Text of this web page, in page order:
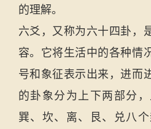
的理解。
六爻，又称为六十四卦，
容。它将生活中的各种情
号和象征表示出来，进而
的卦象分为上下两部分，
巽、坎、离、艮、兑八个